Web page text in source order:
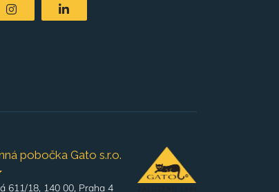
pobočka Gato s.r.o.
611/18, 140 00, Praha 4